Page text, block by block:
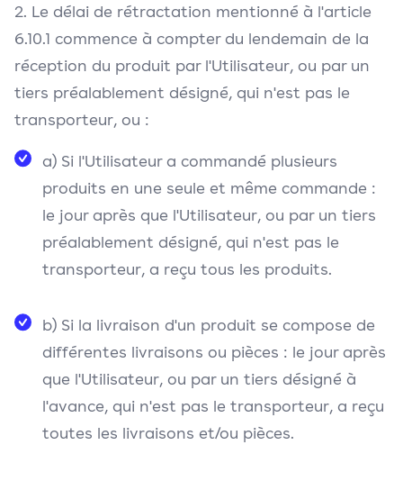
2. Le délai de rétractation mentionné à l'article
6.10.1 commence à compter du lendemain de la
réception du produit par l'Utilisateur, ou par un
tiers préalablement désigné, qui n'est pas le
transporteur, ou :
a) Si l'Utilisateur a commandé plusieurs
produits en une seule et même commande :
le jour après que l'Utilisateur, ou par un tiers
préalablement désigné, qui n'est pas le
transporteur, a reçu tous les produits.
b) Si la livraison d'un produit se compose de
différentes livraisons ou pièces : le jour après
que l'Utilisateur, ou par un tiers désigné à
l'avance, qui n'est pas le transporteur, a reçu
toutes les livraisons et/ou pièces.